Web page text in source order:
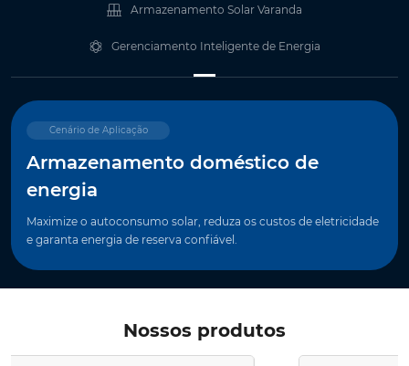
Armazenamento Solar Varanda
Gerenciamento Inteligente de Energia
Cenário de Aplicação
Armazenamento doméstico de
energia
Maximize o autoconsumo solar, reduza os custos de eletricidade
e garanta energia de reserva confiável.
Nossos produtos